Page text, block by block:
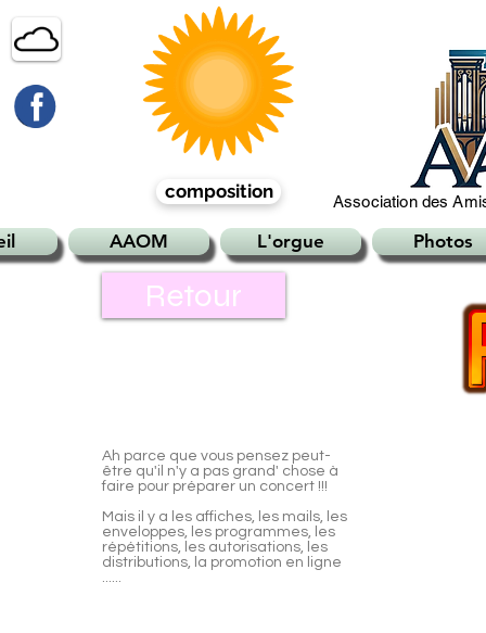
composition Association des
AAOM L'orgue Photos
Retour
Ah parce que vous pensez peut-
être qu'il n'y a pas grand' chose à
faire pour préparer un concert !!!
Mais il y a les affiches, les mails, les
enveloppes, les programmes, les
répétitions, les autorisations, les
distributions, la promotion en ligne
......